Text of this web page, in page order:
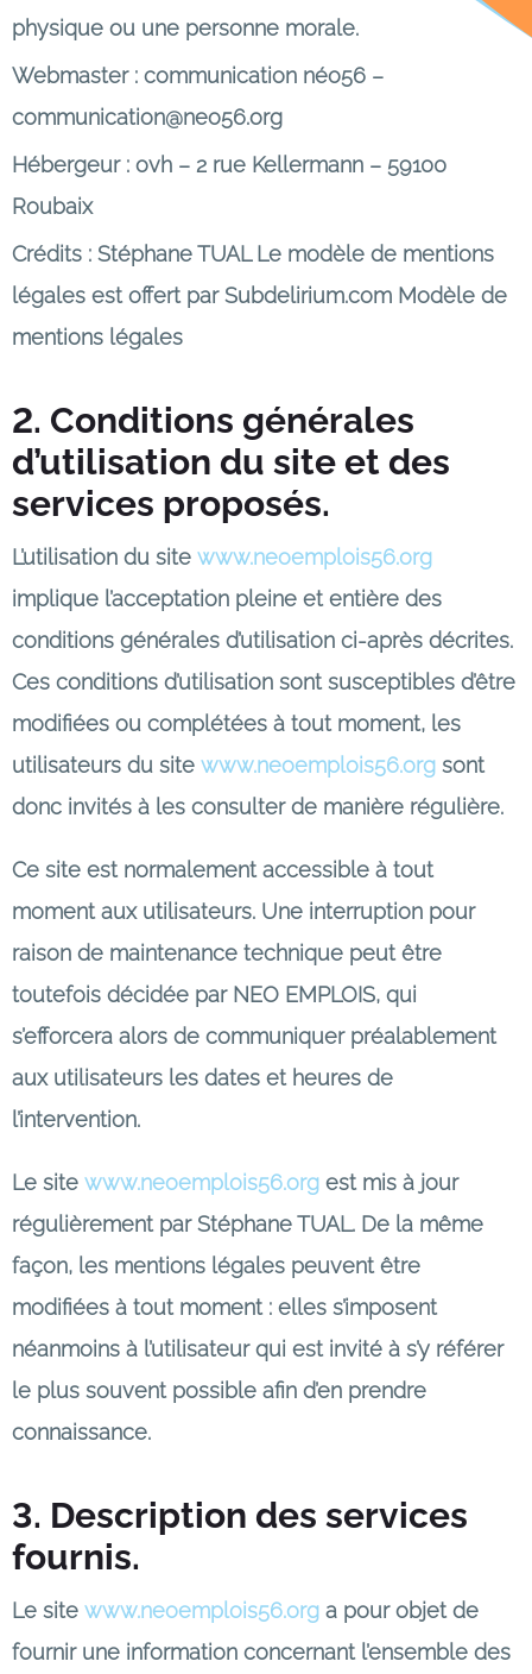
physique ou une personne morale.
Webmaster : communication néo56 –
communication@neo56.org
Hébergeur : ovh – 2 rue Kellermann – 59100
Roubaix
Crédits : Stéphane TUAL Le modèle de mentions
légales est offert par Subdelirium.com Modèle de
mentions légales
2. Conditions générales
d’utilisation du site et des
services proposés.
L’utilisation du site www.neoemplois56.org
implique l’acceptation pleine et entière des
conditions générales d’utilisation ci-après décrites.
Ces conditions d’utilisation sont susceptibles d’être
modifiées ou complétées à tout moment, les
utilisateurs du site www.neoemplois56.org sont
donc invités à les consulter de manière régulière.
Ce site est normalement accessible à tout
moment aux utilisateurs. Une interruption pour
raison de maintenance technique peut être
toutefois décidée par NEO EMPLOIS, qui
s’efforcera alors de communiquer préalablement
aux utilisateurs les dates et heures de
l’intervention.
Le site www.neoemplois56.org est mis à jour
régulièrement par Stéphane TUAL. De la même
façon, les mentions légales peuvent être
modifiées à tout moment : elles s’imposent
néanmoins à l’utilisateur qui est invité à s’y référer
le plus souvent possible afin d’en prendre
connaissance.
3. Description des services
fournis.
Le site www.neoemplois56.org a pour objet de
fournir une information concernant l’ensemble des